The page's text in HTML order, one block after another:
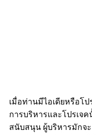
เมื่อท่านมีไอเดียหรือโป
การบริหารและโปรเจ
สนับสนุน ผู้บริหารมักจ